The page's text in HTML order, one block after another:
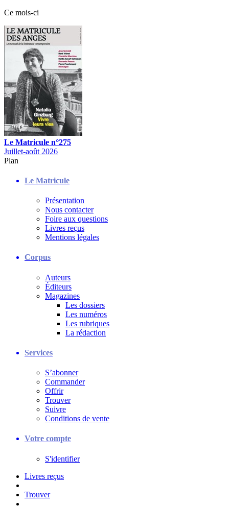
Ce mois-ci
Le Matricule n°275
Juillet-août 2026
Plan
Le Matricule
Présentation
Nous contacter
Foire aux questions
Livres reçus
Mentions légales
Corpus
Auteurs
Éditeurs
Magazines
Les dossiers
Les numéros
Les rubriques
La rédaction
Services
S’abonner
Commander
Offrir
Trouver
Suivre
Conditions de vente
Votre compte
S'identifier
Livres reçus
Trouver